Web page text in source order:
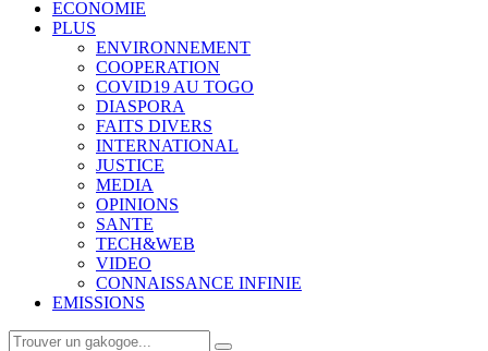
ECONOMIE
PLUS
ENVIRONNEMENT
COOPERATION
COVID19 AU TOGO
DIASPORA
FAITS DIVERS
INTERNATIONAL
JUSTICE
MEDIA
OPINIONS
SANTE
TECH&WEB
VIDEO
CONNAISSANCE INFINIE
EMISSIONS